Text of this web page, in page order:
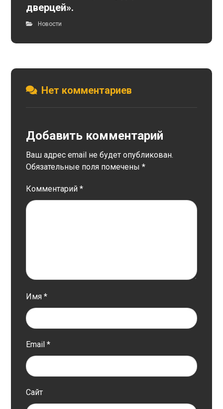
дверцей».
Новости
Нет комментариев
Добавить комментарий
Ваш адрес email не будет опубликован.
Обязательные поля помечены*
Комментарий*
Имя*
Email*
Сайт